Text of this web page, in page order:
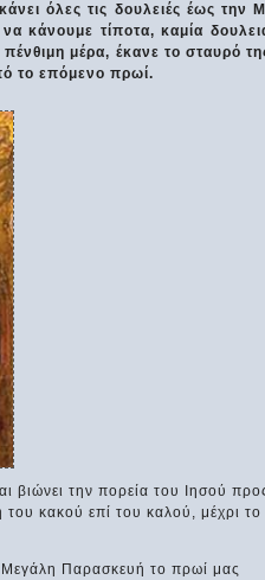
όλες τις δουλειές έως την
κάνουμε τίποτα, καμία
μέρα, έκανε το σταυρό
το επόμενο πρωί.
βιώνει την πορεία του Ιησού
κακού επί του καλού, μέχρι το
Παρασκευή το πρωί μας